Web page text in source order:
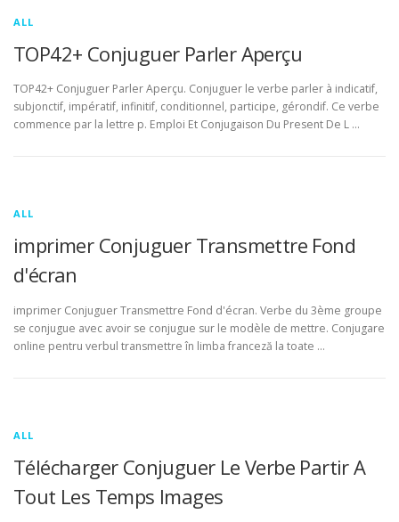
ALL
TOP42+ Conjuguer Parler Aperçu
TOP42+ Conjuguer Parler Aperçu. Conjuguer le verbe parler à indicatif,
subjonctif, impératif, infinitif, conditionnel, participe, gérondif. Ce verbe
commence par la lettre p. Emploi Et Conjugaison Du Present De L …
ALL
imprimer Conjuguer Transmettre Fond
d'écran
imprimer Conjuguer Transmettre Fond d'écran. Verbe du 3ème groupe
se conjugue avec avoir se conjugue sur le modèle de mettre. Conjugare
online pentru verbul transmettre în limba franceză la toate …
ALL
Télécharger Conjuguer Le Verbe Partir A
Tout Les Temps Images